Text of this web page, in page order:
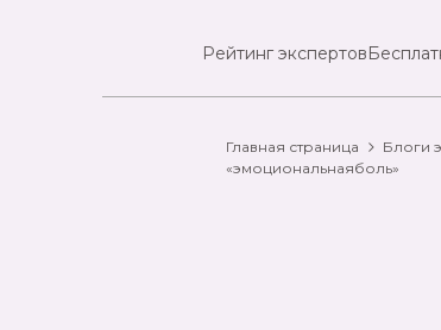
Рейтинг экспертов
Главная страница Блоги
«эмоциональнаяболь»